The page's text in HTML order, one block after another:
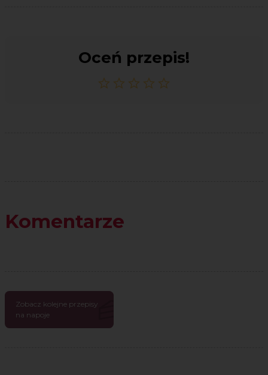
Oceń przepis!
Komentarze
Zobacz kolejne przepisy
na napoje